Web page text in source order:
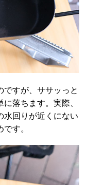
すが、ササッっと
落ちます。実際、
水回りが近くにない
す。